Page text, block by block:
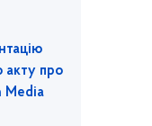
акту про
Media